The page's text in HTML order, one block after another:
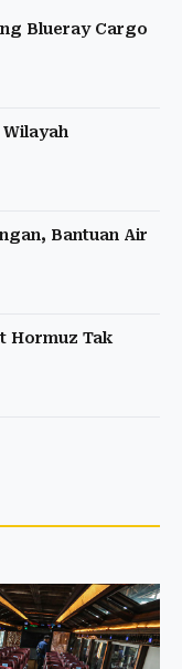
Blueray Cargo
Bantuan Air
Hormuz Tak